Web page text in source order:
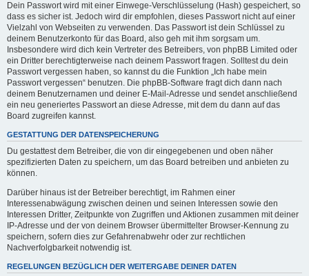
Dein Passwort wird mit einer Einwege-Verschlüsselung (Hash) gespeichert, so
dass es sicher ist. Jedoch wird dir empfohlen, dieses Passwort nicht auf einer
Vielzahl von Webseiten zu verwenden. Das Passwort ist dein Schlüssel zu
deinem Benutzerkonto für das Board, also geh mit ihm sorgsam um.
Insbesondere wird dich kein Vertreter des Betreibers, von phpBB Limited oder
ein Dritter berechtigterweise nach deinem Passwort fragen. Solltest du dein
Passwort vergessen haben, so kannst du die Funktion „Ich habe mein
Passwort vergessen“ benutzen. Die phpBB-Software fragt dich dann nach
deinem Benutzernamen und deiner E-Mail-Adresse und sendet anschließend
ein neu generiertes Passwort an diese Adresse, mit dem du dann auf das
Board zugreifen kannst.
GESTATTUNG DER DATENSPEICHERUNG
Du gestattest dem Betreiber, die von dir eingegebenen und oben näher
spezifizierten Daten zu speichern, um das Board betreiben und anbieten zu
können.
Darüber hinaus ist der Betreiber berechtigt, im Rahmen einer
Interessenabwägung zwischen deinen und seinen Interessen sowie den
Interessen Dritter, Zeitpunkte von Zugriffen und Aktionen zusammen mit deiner
IP-Adresse und der von deinem Browser übermittelter Browser-Kennung zu
speichern, sofern dies zur Gefahrenabwehr oder zur rechtlichen
Nachverfolgbarkeit notwendig ist.
REGELUNGEN BEZÜGLICH DER WEITERGABE DEINER DATEN